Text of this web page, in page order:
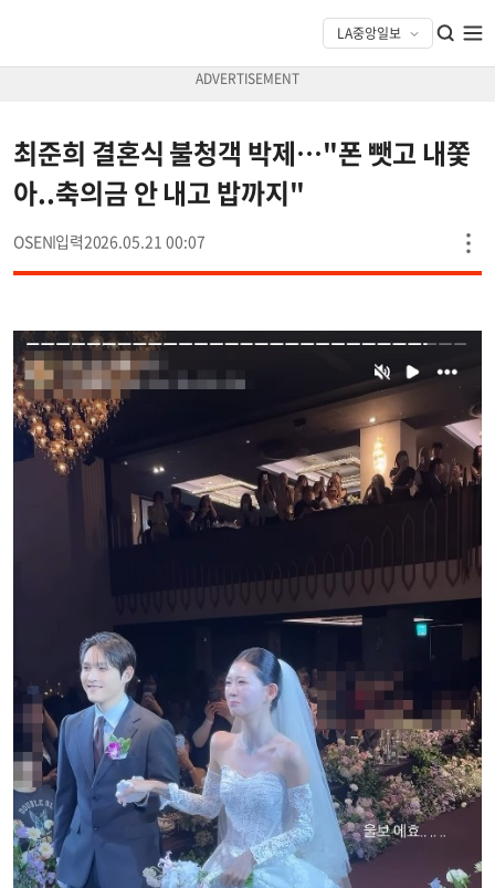
최준희 결혼식 불청객 박제…"폰 뺏고 내쫓
아..축의금 안 내고 밥까지"
OSEN 2026.05.21 00:07